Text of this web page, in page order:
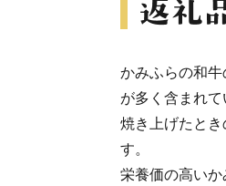
かみふらの和
が多く含まれて
焼き上げたと
す。
栄養価の高いか